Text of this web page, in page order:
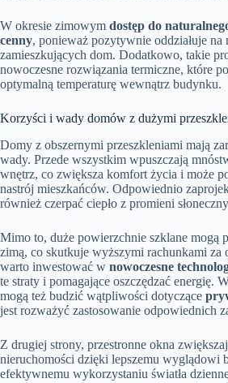
W okresie zimowym dostęp do
cenny, ponieważ pozytywnie oddziałuje
zamieszkujących dom. Dodatkowo, takie
nowoczesne rozwiązania termiczne, które
optymalną temperaturę wewnątrz budynku.
Korzyści i wady domów z dużymi
Domy z obszernymi przeszkleniami mają
wady. Przede wszystkim wpuszczają
wnętrz, co zwiększa komfort życia i może
nastrój mieszkańców. Odpowiednio
również czerpać ciepło z promieni
Mimo to, duże powierzchnie szklane mogą
zimą, co skutkuje wyższymi rachunkami za
warto inwestować w nowoczesne
te straty i pomagające oszczędzać energię.
mogą też budzić wątpliwości dotyczące
jest rozważyć zastosowanie odpowiednich
Z drugiej strony, przestronne okna
nieruchomości dzięki lepszemu wyglądowi
efektywnemu wykorzystaniu światła